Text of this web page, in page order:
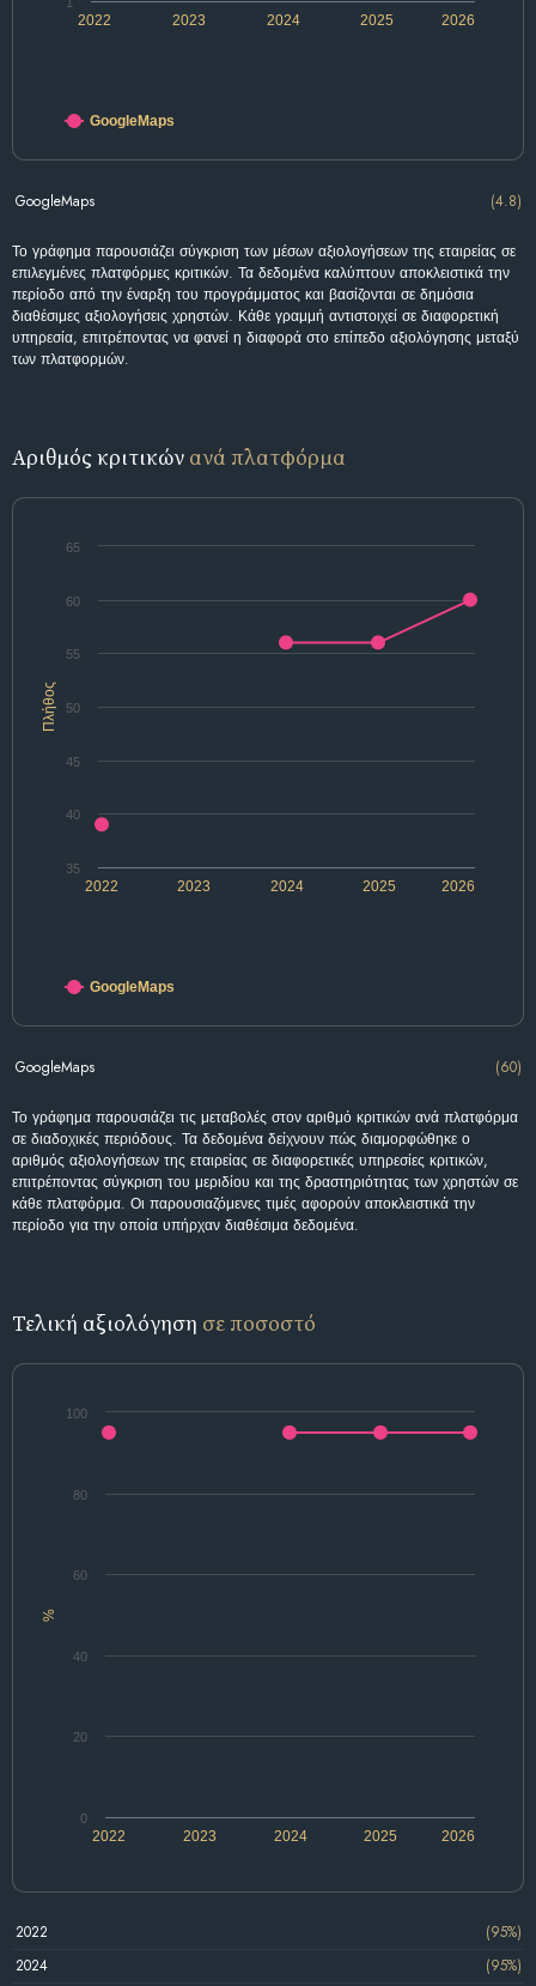
2022 2024 2026
2023 2025
GoogleMaps
GoogleMaps (4.8)
Το γράφημα παρουσιάζει σύγκριση των μέσων αξιολογήσεων της εταιρείας σε
επιλεγμένες πλατφόρμες κριτικών. Τα δεδομένα καλύπτουν αποκλειστικά την
περίοδο από την έναρξη του προγράμματος και βασίζονται σε δημόσια
διαθέσιμες αξιολογήσεις χρηστών. Κάθε γραμμή αντιστοιχεί σε διαφορετική
υπηρεσία, επιτρέποντας να φανεί η διαφορά στο επίπεδο αξιολόγησης μεταξύ
των πλατφορμών.
Αριθμός κριτικών ανά πλατφόρμα
Πλήθος
2022 2024 2026
2023 2025
35
40
45
50
55
60
65
GoogleMaps
GoogleMaps (60)
Το γράφημα παρουσιάζει τις μεταβολές στον αριθμό κριτικών ανά πλατφόρμα
σε διαδοχικές περιόδους. Τα δεδομένα δείχνουν πώς διαμορφώθηκε ο
αριθμός αξιολογήσεων της εταιρείας σε διαφορετικές υπηρεσίες κριτικών,
επιτρέποντας σύγκριση του μεριδίου και της δραστηριότητας των χρηστών σε
κάθε πλατφόρμα. Οι παρουσιαζόμενες τιμές αφορούν αποκλειστικά την
περίοδο για την οποία υπήρχαν διαθέσιμα δεδομένα.
Τελική αξιολόγηση σε ποσοστό
%
2022 2024 2026
2023 2025
0
20
40
60
80
100
2022
(95%)
2024
(95%)